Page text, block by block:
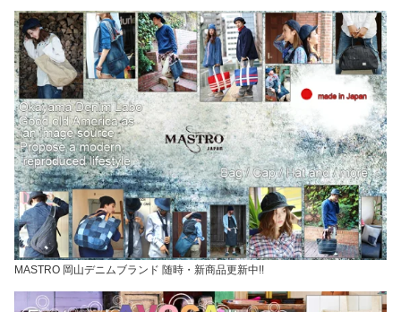
MASTRO 岡山デニムブランド 随時・新商品更新中!!